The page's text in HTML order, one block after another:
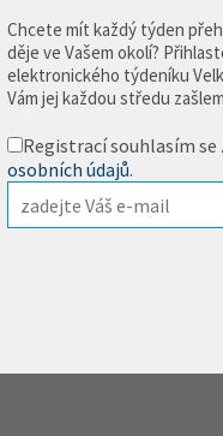
Chcete mít každý týden
děje ve Vašem okolí?
elektronického týdeníku
Vám jej každou středu
Registrací souhlasím se
osobních údajů.